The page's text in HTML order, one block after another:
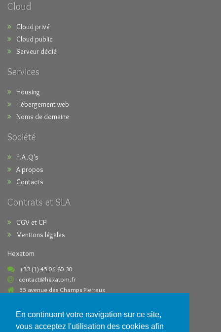
En continuant votre navigation sur ce site,
vous acceptez l'utilisation des cookies afin
Cloud
Cloud privé
Cloud public
Serveur dédié
Services
Housing
Hébergement web
Noms de domaine
Société
F.A.Q's
A propos
Contacts
Contrats et SLA
CGV et CP
Mentions légales
Hexatom
+33 (1) 45 06 80 30
contact@hexatom.fr
55 avenue des Champs Pierreux
Paiements acceptés